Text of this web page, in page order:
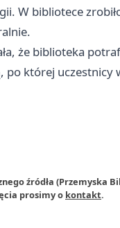
W bibliotece
że biblioteka
której uczestnicy
źródła (Przemyska
prosimy o kontakt.